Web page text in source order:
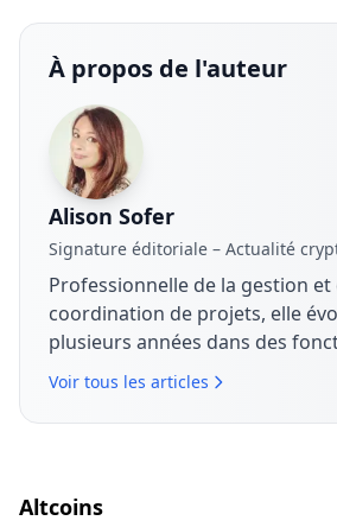
À propos de l'auteur
Alison Sofer
Signature éditoriale – Actualité
Professionnelle de la gestion et
coordination de projets, elle
plusieurs années dans des
Manager et de Project
aux enjeux économiques,
à l'analyse de l'actualité crypto
Voir tous les articles
Altcoins